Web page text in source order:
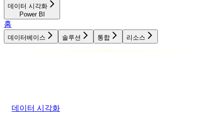
데이터 시각화
Power BI
홈
데이터베이스 솔루션 통합 리소스
데이터 시각화